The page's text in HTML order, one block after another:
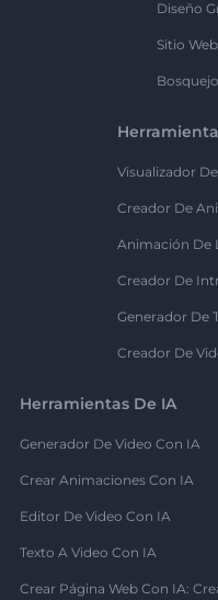
Diseño
Sitio Web
Bosquejo
Visualizador
Creador De
Animación De
Creador De
Generador De
Creador De
Herramientas De IA
Generador De Video Con IA
Crear Animaciones Con IA
Editor De Video Con IA
Texto A Video Con IA
Crear Página Web Con IA: